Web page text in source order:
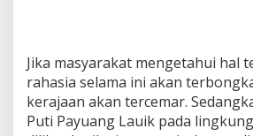
Jika masyarakat mengetahui hal
rahasia selama ini akan
kerajaan akan tercemar.
Puti Payuang Lauik pada